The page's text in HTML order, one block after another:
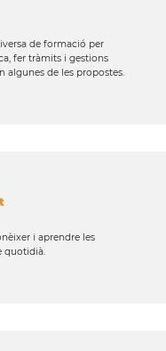
de formació per
fer tràmits i gestions
algunes de les propostes.
i aprendre les
quotidià.